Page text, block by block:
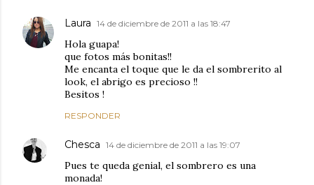
Laura 14 de diciembre de 2011 a las 18:47
Hola guapa!
que fotos más bonitas!!
Me encanta el toque que le da el sombrerito al
look, el abrigo es precioso !!
Besitos !
RESPONDER
Chesca 14 de diciembre de 2011 a las 19:07
Pues te queda genial, el sombrero es una
monada!